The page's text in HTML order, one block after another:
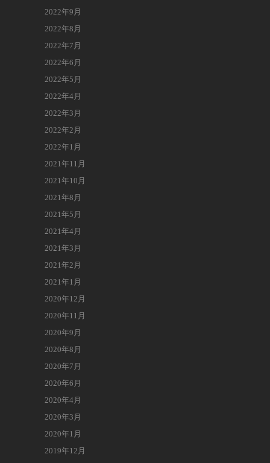
2022年9月
2022年8月
2022年7月
2022年6月
2022年5月
2022年4月
2022年3月
2022年2月
2022年1月
2021年11月
2021年10月
2021年8月
2021年5月
2021年4月
2021年3月
2021年2月
2021年1月
2020年12月
2020年11月
2020年9月
2020年8月
2020年7月
2020年6月
2020年4月
2020年3月
2020年1月
2019年12月